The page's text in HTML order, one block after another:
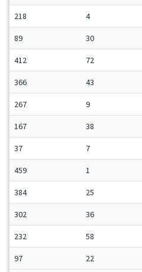
218 4
89 30
412 72
366 43
267 9
167 38
37 7
459 1
384 25
302 36
232 58
97 22